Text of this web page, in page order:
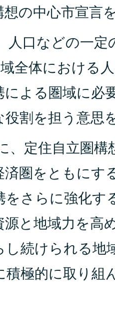
想の中心市宣言
人口などの一
全体における
による圏域に必
役割を担う意思
、定住自立圏構
済圏をともにす
をさらに強化
と地域力を高
し続けられる地
積極的に取り組